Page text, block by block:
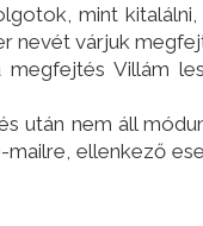
mint
nevét várjuk
Villám
után nem áll
ellenkező